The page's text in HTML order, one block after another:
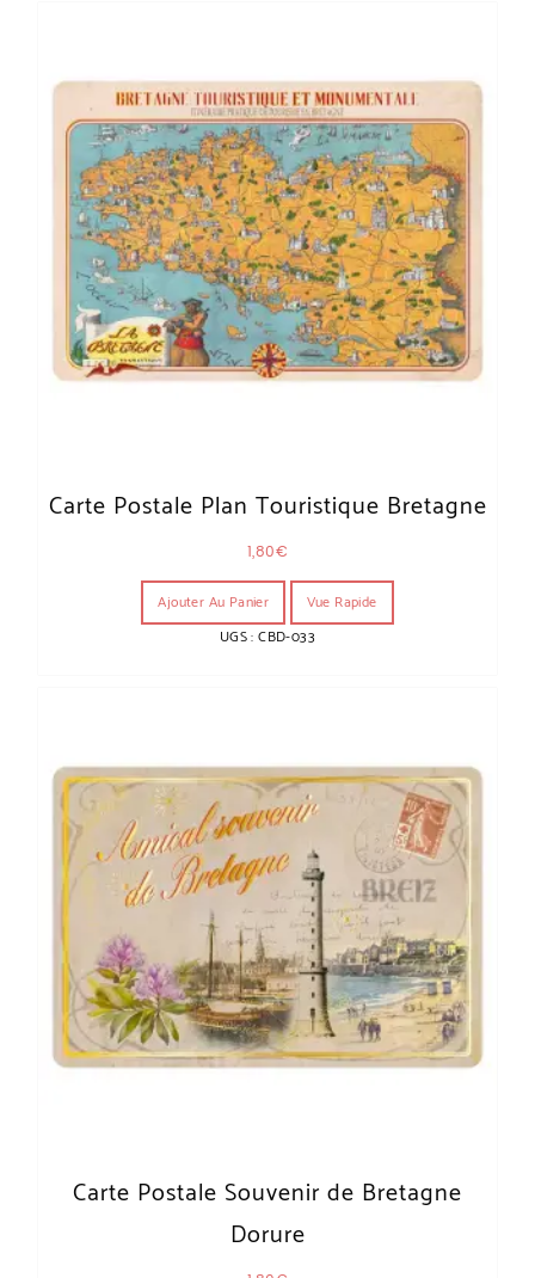
Carte Postale Plan Touristique Bretagne
1,80€
Ajouter Au Panier
Vue Rapide
UGS : CBD-033
Carte Postale Souvenir de Bretagne
Dorure